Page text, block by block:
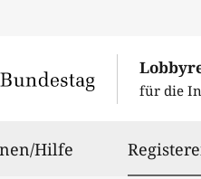
für die
Hilfe